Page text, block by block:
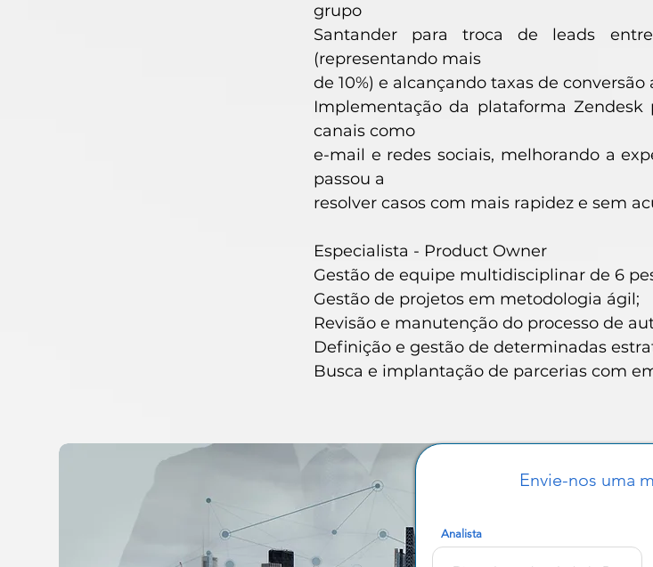
grupo
Santander para troca de leads
(representando mais
de 10%) e alcançando taxas de
Implementação da plataforma
canais como
e-mail e redes sociais, melhorando a
passou a
resolver casos com mais rapidez e sem
Especialista - Product Owner
Gestão de equipe multidisciplinar de 6
Gestão de projetos em metodologia ágil;
Revisão e manutenção do processo de
Definição e gestão de determinadas
Busca e implantação de parcerias com
Envie-nos uma
Analista